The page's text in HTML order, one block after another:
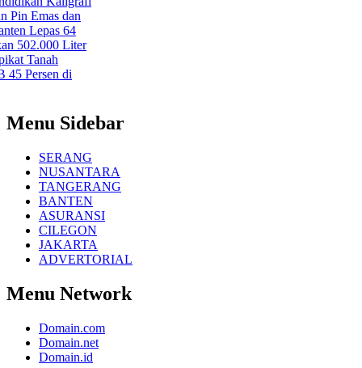
Emas dan
Lepas 64
Liter
di
Menu Sidebar
SERANG
NUSANTARA
TANGERANG
BANTEN
ASURANSI
CILEGON
JAKARTA
ADVERTORIAL
Menu Network
Domain.com
Domain.net
Domain.id